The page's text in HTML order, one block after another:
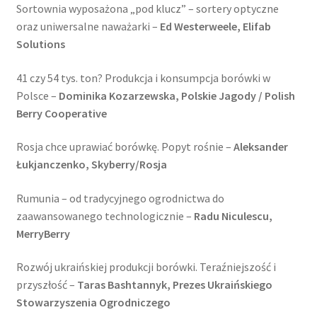
Sortownia wyposażona „pod klucz” – sortery optyczne
oraz uniwersalne naważarki – Ed Westerweele, Elifab
Solutions
41 czy 54 tys. ton? Produkcja i konsumpcja borówki w
Polsce – Dominika Kozarzewska, Polskie Jagody / Polish
Berry Cooperative
Rosja chce uprawiać borówkę. Popyt rośnie – Aleksander
Łukjanczenko, Skyberry/Rosja
Rumunia – od tradycyjnego ogrodnictwa do
zaawansowanego technologicznie – Radu Niculescu,
MerryBerry
Rozwój ukraińskiej produkcji borówki. Teraźniejszość i
przyszłość – Taras Bashtannyk, Prezes Ukraińskiego
Stowarzyszenia Ogrodniczego